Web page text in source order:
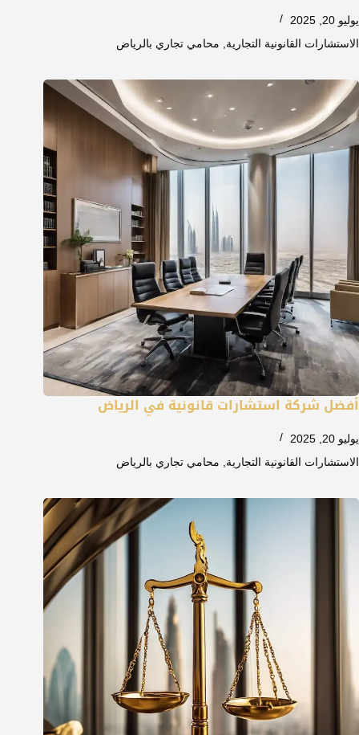
يوليو 20, 2025
الاستشارات القانونية التجارية
محامي تجاري بالرياض
أفضل شركة استشارات قانونية في الرياض
يوليو 20, 2025
الاستشارات القانونية التجارية
محامي تجاري بالرياض